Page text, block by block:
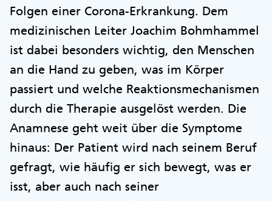
Folgen einer Corona-Erkrankung. Dem
medizinischen Leiter Joachim Bohmhammel
ist dabei besonders wichtig, den Menschen
an die Hand zu geben, was im Körper
passiert und welche Reaktionsmechanismen
durch die Therapie ausgelöst werden. Die
Anamnese geht weit über die Symptome
hinaus: Der Patient wird nach seinem Beruf
gefragt, wie häufig er sich bewegt, was er
isst, aber auch nach seiner